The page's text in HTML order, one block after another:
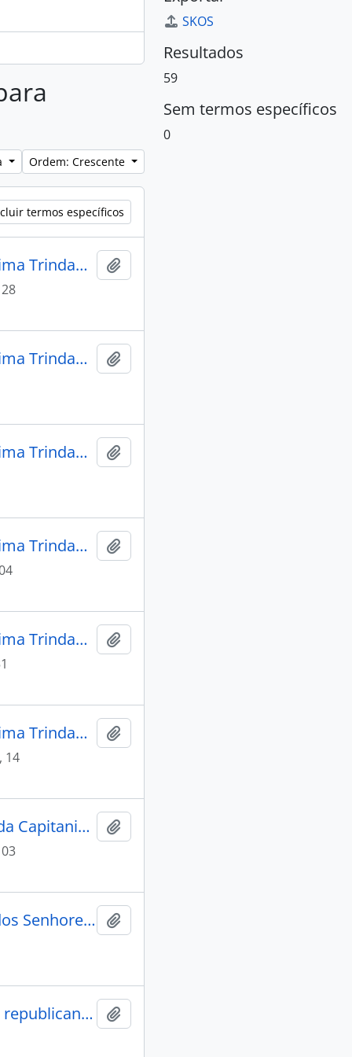
Ordem: Crescente
termos específicos
CARTA dos Vereadores da Câmara de Vila Bela da Santíssima Trindade ao Governador e Capitão-General da Capitania da Mato Grosso, João de Albuquerque de Melo Pereira e Cáceres, tratando de diversos assuntos, dentre os mesmos: fugas de escravos, comércio e capitação.
CARTA dos Vereadores da Câmara de Vila Bela da Santíssima Trindade aos Senhores do Governo da Sucessão, informando a decisão da Câmara em estabelecer um novo açougue, cujo Almotacel ficaria responsável pela distribuição da carne.
CARTA dos Vereadores da Câmara de Vila Bela da Santíssima Trindade ao Governador e Capitão-General da Capitania de Mato Grosso, Caetano Pinto de Miranda e Montenegro.
CARTA dos Vereadores da Câmara de Vila Bela da Santíssima Trindade ao Governador e Capitão-General da Capitania de Mato Grosso, Caetano Pinto de Miranda e Montenegro.
CARTA dos Vereadores da Câmara de Vila Bela da Santíssima Trindade ao Governador e Capitão-General da Capitania de Mato Grosso, Caetano Pinto de Miranda e Montenegro, comunicando que foi lavrado edital referente a arrematação do corte do açougue.
CARTA dos Vereadores da Câmara de Vila Bela da Santíssima Trindade ao Governador e Capitão-General da Capitania de Mato Grosso, Caetano Pinto de Miranda e Montenegro, comunicando o recebimento da carta do Governo em que observa que o Corte do Açougue passa a ser da Real Fazenda.
14
CARTA dos Vereadores da Câmara à 2ªJunta Governativa da Capitania de Mato Grosso, solicitando que o governo determine que o açougue "de dentro" corte a carne necessária para sustento dos colonos ou que se arremate o corte público, visto ser este de maior necessidade.
REPRESENTAÇÃO dos Vereadores da Câmara, em nome dos Senhores de Engenho do Distrito do Mato Grosso, emitida ao Governador e Capitão-General da Capitania de Mato Grosso, Caetano de Pinto Miranda e Montenegro.
AUTO DA JUNTA (Cópia) que estiveram presente nobreza, republicanos, povo e criadores de gado vacum, acerca da criação de um segundo açougue, arrematação e corte da carne.
SKOS
Resultados
59
Sem termos específicos
0